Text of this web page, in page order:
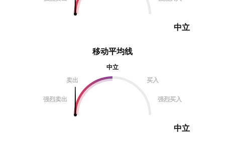
中立
移动平均线
中立
卖出
买入
强烈卖出 强烈买入
中立